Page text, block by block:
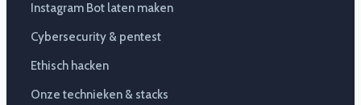
Instagram Bot laten maken
Cybersecurity & pentest
Ethisch hacken
Onze technieken & stacks